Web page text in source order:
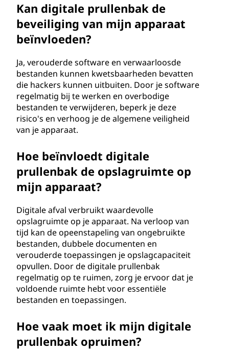
Kan digitale prullenbak de
beveiliging van mijn apparaat
beïnvloeden?
Ja, verouderde software en verwaarloosde
bestanden kunnen kwetsbaarheden bevatten
die hackers kunnen uitbuiten. Door je software
regelmatig bij te werken en overbodige
bestanden te verwijderen, beperk je deze
risico's en verhoog je de algemene veiligheid
van je apparaat.
Hoe beïnvloedt digitale
prullenbak de opslagruimte op
mijn apparaat?
Digitale afval verbruikt waardevolle
opslagruimte op je apparaat. Na verloop van
tijd kan de opeenstapeling van ongebruikte
bestanden, dubbele documenten en
verouderde toepassingen je opslagcapaciteit
opvullen. Door de digitale prullenbak
regelmatig op te ruimen, zorg je ervoor dat je
voldoende ruimte hebt voor essentiële
bestanden en toepassingen.
Hoe vaak moet ik mijn digitale
prullenbak opruimen?